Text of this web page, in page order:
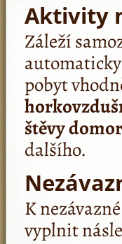
Aktivity
Záleží
pobyt
štěvy
dalšího.
K
vyplnit